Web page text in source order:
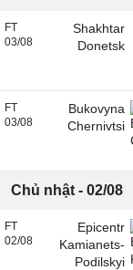
FT
03/08
Shakhtar
Donetsk
FT
03/08
Bukovyna
Chernivtsi
Chủ nhật - 02/08
FT
02/08
Epicentr
Kamianets-
Podilskyi